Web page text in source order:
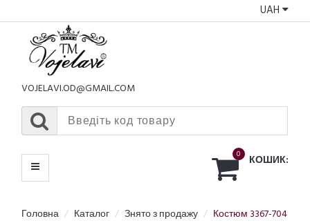
UAH
VOJELAVI.OD@GMAIL.COM
0 КОШИК:
МЕНЮ
Головна Каталог Знято з продажу Костюм 3367-704